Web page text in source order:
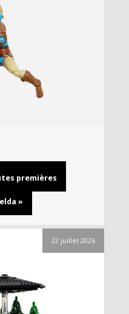
premières
»
22 juillet 2026